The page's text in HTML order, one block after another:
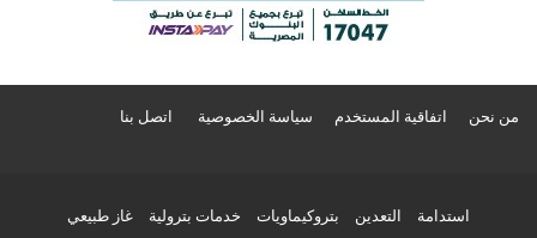
من نحن اتفاقية المستخدم سياسة الخصوصية اتصل بنا
استدامة التعدين بتروكيماويات خدمات بترولية غاز طبيعي